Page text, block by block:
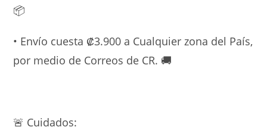
📦
• Envío cuesta ₡3.900 a Cualquier zona del País,
por medio de Correos de CR. 🚚
🚨 Cuidados: